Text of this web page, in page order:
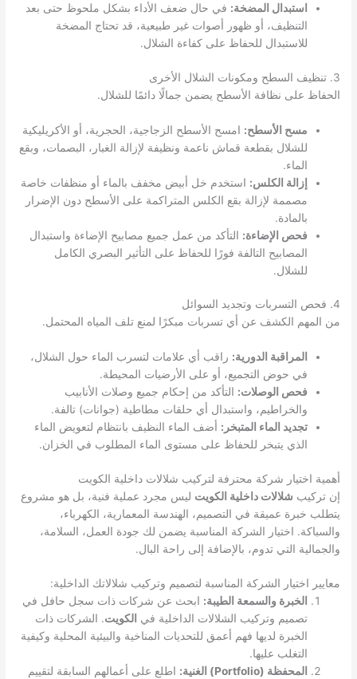
استبدال المضخة: في حال ضعف الأداء بشكل ملحوظ حتى بعد
التنظيف، أو ظهور أصوات غير طبيعية، قد تحتاج المضخة
للاستبدال للحفاظ على كفاءة الشلال.
3. تنظيف السطح ومكونات الشلال الأخرى
الحفاظ على نظافة الأسطح يضمن جمالًا دائمًا للشلال.
مسح الأسطح: امسح الأسطح الزجاجية، الحجرية، أو الأكريليكية
للشلال بقطعة قماش ناعمة ونظيفة لإزالة الغبار، البصمات، وبقع
الماء.
إزالة الكلس: استخدم خل أبيض مخفف بالماء أو منظفات خاصة
مصممة لإزالة بقع الكلس المتراكمة على الأسطح دون الإضرار
بالمادة.
فحص الإضاءة: التأكد من عمل جميع مصابيح الإضاءة واستبدال
المصابيح التالفة فورًا للحفاظ على التأثير البصري الكامل
للشلال.
4. فحص التسربات وتجديد السوائل
من المهم الكشف عن أي تسربات مبكرًا لمنع تلف المياه المحتمل.
المراقبة الدورية: راقب أي علامات لتسرب الماء حول الشلال،
في حوض التجميع، أو على الأرضيات المحيطة.
فحص الوصلات: التأكد من إحكام جميع وصلات الأنابيب
والخراطيم، واستبدال أي حلقات مطاطية (جوانات) تالفة.
تجديد الماء المتبخر: أضف الماء النظيف بانتظام لتعويض الماء
الذي يتبخر للحفاظ على مستوى الماء المطلوب في الخزان.
أهمية اختيار شركة محترفة لتركيب شلالات داخلية الكويت
إن تركيب شلالات داخلية الكويت ليس مجرد عملية فنية، بل هو مشروع
يتطلب خبرة عميقة في التصميم، الهندسة المعمارية، الكهرباء،
والسباكة. اختيار الشركة المناسبة يضمن لك جودة العمل، السلامة،
والجمالية التي تدوم، بالإضافة إلى راحة البال.
معايير اختيار الشركة المناسبة لتصميم وتركيب شلالاتك الداخلية:
الخبرة والسمعة الطيبة: ابحث عن شركات ذات سجل حافل في
تصميم وتركيب الشلالات الداخلية في الكويت. الشركات ذات
الخبرة لديها فهم أعمق للتحديات المناخية والبيئية المحلية وكيفية
التغلب عليها.
المحفظة (Portfolio) الغنية:
اطلع على أعمالهم السابقة لتقييم